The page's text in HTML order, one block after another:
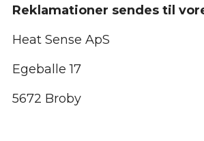
Reklamationer sendes til
Heat Sense ApS
Egeballe 17
5672 Broby